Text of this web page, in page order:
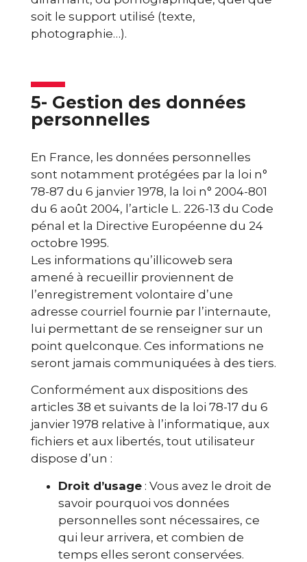
soit le support utilisé (texte,
photographie…).
5- Gestion des données
personnelles
En France, les données personnelles
sont notamment protégées par la loi n°
78-87 du 6 janvier 1978, la loi n° 2004-801
du 6 août 2004, l’article L. 226-13 du Code
pénal et la Directive Européenne du 24
octobre 1995.
Les informations qu’illicoweb sera
amené à recueillir proviennent de
l’enregistrement volontaire d’une
adresse courriel fournie par l’internaute,
lui permettant de se renseigner sur un
point quelconque. Ces informations ne
seront jamais communiquées à des tiers.
Conformément aux dispositions des
articles 38 et suivants de la loi 78-17 du 6
janvier 1978 relative à l’informatique, aux
fichiers et aux libertés, tout utilisateur
dispose d’un :
Droit d’usage : Vous avez le droit de
savoir pourquoi vos données
personnelles sont nécessaires, ce
qui leur arrivera, et combien de
temps elles seront conservées.